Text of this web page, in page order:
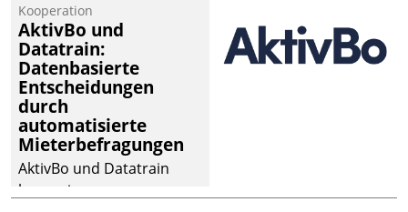
operativen
Instandhaltung in die
SAP-Systemlandschaft
deutscher
Wohnungsunternehmen
– und beschleunigt damit
den Weg vom
Mieteranliegen zum
Dienstleisterauftrag.
Kooperation
AktivBo und
Datatrain:
Datenbasierte
Entscheidungen
durch
automatisierte
Mieterbefragungen
AktivBo und Datatrain
kooperieren –